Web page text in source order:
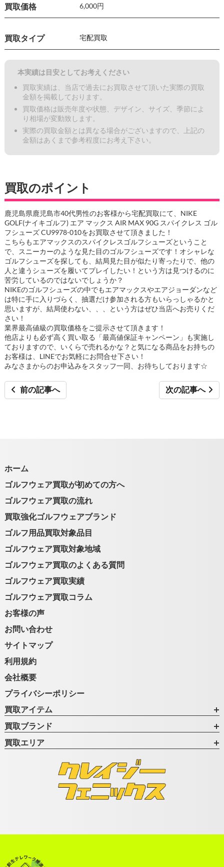
買取価格 6,000円
買取タイプ 宅配買取
本実績は目安としてお考えください
買取実績は、当店で過去にお買取させて頂いた実際の買取
金額を掲載しております。
買取価格は販売年度や状態、デザイン、サイズ、季節によ
り相場が変動致します。
実際の買取金額とは異なる場合がございますので、上記の
金額はあくまで参考程度にお考え下さい。
買取のポイント
鹿児島県鹿児島市40代男性のお客様から宅配買取にて、NIKE
GOLF(ナイキゴルフ) エア マックス AIR MAX 90G スパイクレス ゴル
フシューズ CU9978-010をお買取させて頂きました！
こちらもエアマックスのスパイクレスゴルフシューズということ
で、スニーカーのような見た目のゴルフシューズです！オシャレな
ゴルフシューズを探しても、結局見た目が似たり寄ったりで、他の
人と違うシューズを履いてプレイしたい！という方は見つけるのに
苦労しているのではないでしょうか？
NIKEのゴルフシューズの中でもエアマックスやエアジョーダンなど
は特に手に入りづらく、抽選だけ参加される方もいらっしゃるかと
思いますが、結局使わない、、、という方はぜひ当店へお売りくだ
さい！
業界最高値級の買取価格をご提示させて頂きます！
他店よりも必ず高く買い取る「最高値保証キャンペーン」も実施し
ておりますので、いくらで売れるかな？と気になる商品をお持ちの
お客様は、LINEでお気軽にお問合せ下さい！
みなさまからのお申込みをスタッフ一同、お待ちしております☆
前の記事へ 次の記事へ
ホーム
ゴルフウェア買取が初めての方へ
ゴルフウェア買取の流れ
買取強化ゴルフウェアブランド
ゴルフ用品買取対象品目
ゴルフウェア買取対象地域
ゴルフウェア買取のよくある質問
ゴルフウェア買取実績
ゴルフウェア買取コラム
お客様の声
お問い合わせ
サイトマップ
利用規約
会社概要
プライバシーポリシー
買取アイテム
買取ブランド
買取エリア